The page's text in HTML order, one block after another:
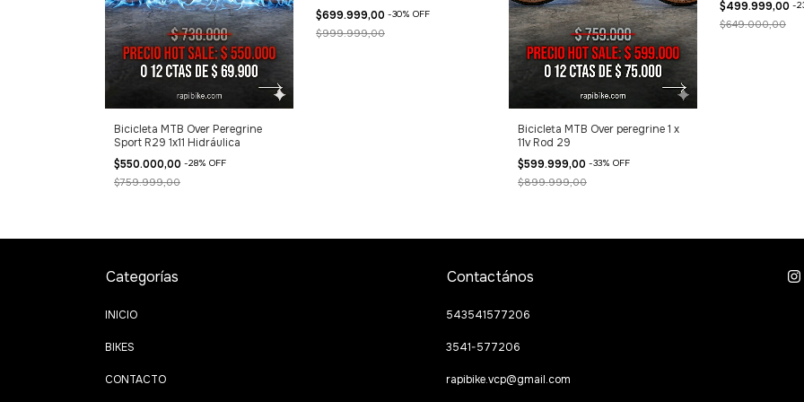
Bicicleta MTB Over Peregrine
Sport R29 1x11 Hidráulica
$550.000,00 -28% OFF
$759.999,00
$699.999,00 -30% OFF
$999.999,00
Bicicleta MTB Over peregrine 1 x
11v Rod 29
$599.999,00 -33% OFF
$899.999,00
$499.999,00 -
$649.000,00
Categorías
INICIO
BIKES
CONTACTO
Contactános
543541577206
3541-577206
rapibike.vcp@gmail.com